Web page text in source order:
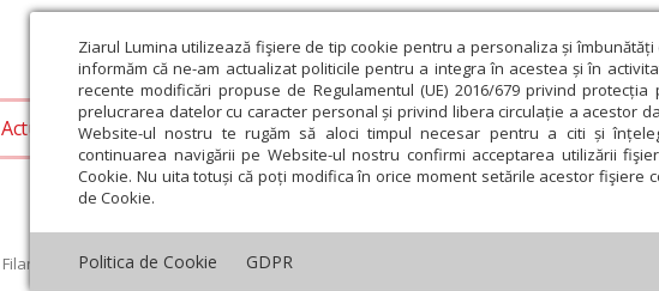
Ziarul Lumina utilizează fişiere de tip cookie pentru a personaliza și
informăm că ne-am actualizat politicile pentru a integra în acestea și în
recente modificări propuse de Regulamentul (UE) 2016/679 privind
prelucrarea datelor cu caracter personal și privind libera circulație a acestor
Website-ul nostru te rugăm să aloci timpul necesar pentru a citi și
continuarea navigării pe Website-ul nostru confirmi acceptarea utilizării
Cookie. Nu uita totuși că poți modifica în orice moment setările acestor fişiere
de Cookie.
Politica de Cookie GDPR
Actualitate religioasă Teologie și spiritualitate Educaţie și Cultură
Filantropie › Colaborare social‑filantropică între Parohia Măgurele și Spitalul Bălăceanca